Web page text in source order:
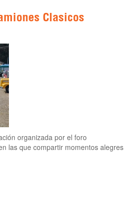
Clasicos
organizada por el foro
las que compartir momentos alegres